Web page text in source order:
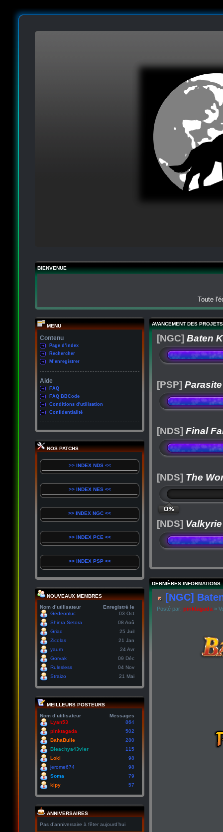
BIENVENUE
Toute
MENU
Contenu
Page d’index
Rechercher
M’enregistrer
Aide
FAQ
FAQ BBCode
Conditions d'utilisation
Confidentialité
NOS PATCHS
>> INDEX NDS <<
>> INDEX NES <<
>> INDEX NGC <<
>> INDEX PCE <<
>> INDEX PSP <<
NOUVEAUX MEMBRES
Nom d’utilisateur
Enregistré le
Gedeonluc
03 Oct
Shinra Setora
08 Aoû
Griad
25 Juil
Zicolas
21 Jan
yaum
24 Avr
Gorvak
09 Déc
Rulesless
04 Nov
Straizo
21 Mai
MEILLEURS POSTEURS
Nom d’utilisateur
Messages
Lyan53
864
pinktagada
502
BahaBulle
280
Bleachya43vier
115
Loki
98
jerome674
98
Soma
79
kipy
57
ANNIVERSAIRES
Pas d’anniversaire à fêter aujourd’hui
AVANCEMENT DES PROJETS
[NGC] Baten
[PSP]
[NDS] Final
[NDS] The
0%
[NDS]
DERNIÈRES INFORMATIONS
[NGC]
Posté par: pinktagada »